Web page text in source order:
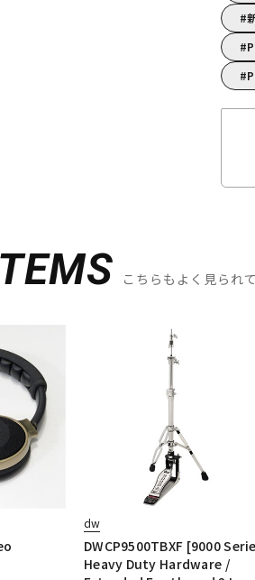
こちらもよく見られ
dw
DWCP9500TBXF [9000
Heavy Duty Hardware /